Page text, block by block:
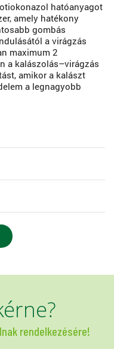
hatóanyagot
amely hatékony
gombás
a virágzás
maximum 2
a kalászolás–virágzás
amikor a kalászt
a legnagyobb
rendelkezésére!